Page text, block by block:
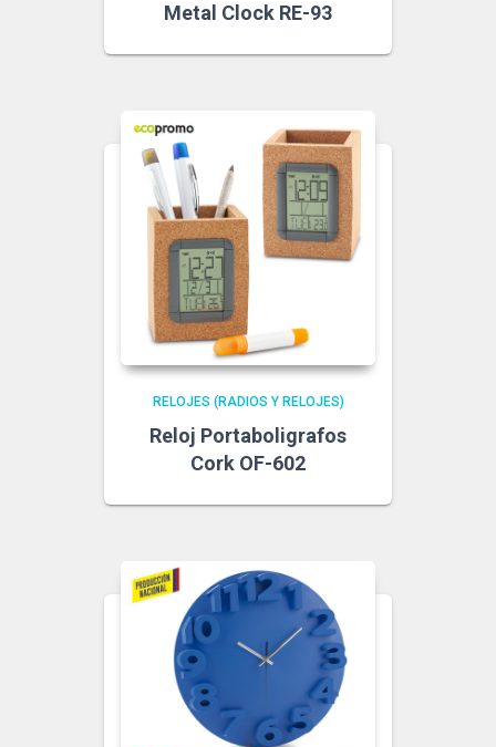
Metal Clock RE-93
RELOJES (RADIOS Y RELOJES)
Reloj Portaboligrafos
Cork OF-602